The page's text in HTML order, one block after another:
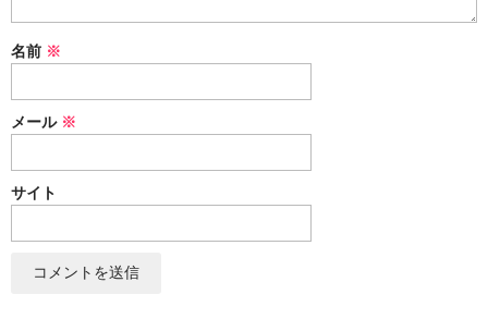
単品
セット
アウトレット
お問い合わせ
名前 ※
メール ※
サイト